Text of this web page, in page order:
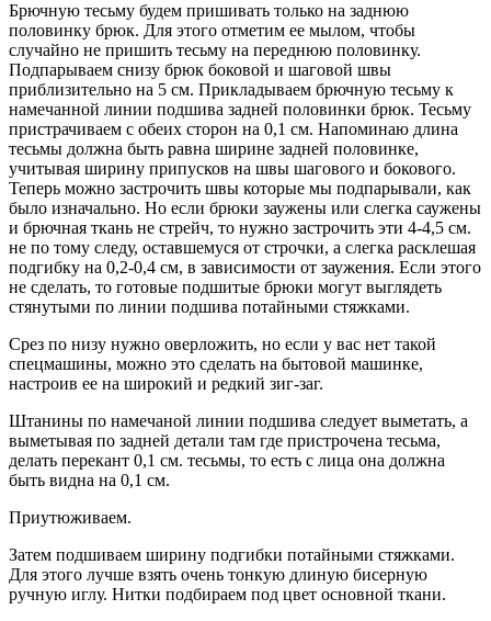
Брючную тесьму будем пришивать только на заднюю
половинку брюк. Для этого отметим ее мылом, чтобы
случайно не пришить тесьму на переднюю половинку.
Подпарываем снизу брюк боковой и шаговой швы
приблизительно на 5 см. Прикладываем брючную тесьму к
намечанной линии подшива задней половинки брюк. Тесьму
пристрачиваем с обеих сторон на 0,1 см. Напоминаю длина
тесьмы должна быть равна ширине задней половинке,
учитывая ширину припусков на швы шагового и бокового.
Теперь можно застрочить швы которые мы подпарывали, как
было изначально. Но если брюки заужены или слегка саужены
и брючная ткань не стрейч, то нужно застрочить эти 4-4,5 см.
не по тому следу, оставшемуся от строчки, а слегка расклешая
подгибку на 0,2-0,4 см, в зависимости от заужения. Если этого
не сделать, то готовые подшитые брюки могут выглядеть
стянутыми по линии подшива потайными стяжками.
Срез по низу нужно оверложить, но если у вас нет такой
спецмашины, можно это сделать на бытовой машинке,
настроив ее на широкий и редкий зиг-заг.
Штанины по намечаной линии подшива следует выметать, а
выметывая по задней детали там где пристрочена тесьма,
делать перекант 0,1 см. тесьмы, то есть с лица она должна
быть видна на 0,1 см.
Приутюживаем.
Затем подшиваем ширину подгибки потайными стяжками.
Для этого лучше взять очень тонкую длиную бисерную
ручную иглу. Нитки подбираем под цвет основной ткани.